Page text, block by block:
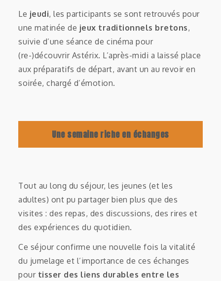
Le jeudi, les participants se sont retrouvés pour
une matinée de jeux traditionnels bretons,
suivie d’une séance de cinéma pour
(re-)découvrir Astérix. L’après-midi a laissé place
aux préparatifs de départ, avant un au revoir en
soirée, chargé d’émotion.
Une semaine riche en échanges
Tout au long du séjour, les jeunes (et les
adultes) ont pu partager bien plus que des
visites : des repas, des discussions, des rires et
des expériences du quotidien.
Ce séjour confirme une nouvelle fois la vitalité
du jumelage et l’importance de ces échanges
pour tisser des liens durables entre les